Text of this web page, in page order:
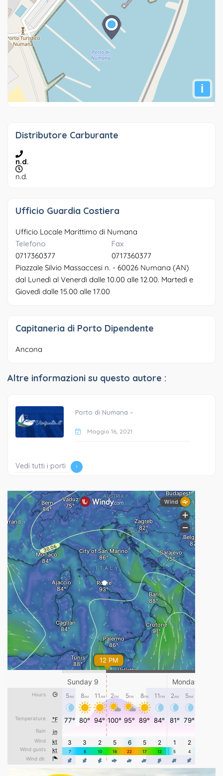
i
Distributore Carburante
n.d.
n.d.
Ufficio Guardia Costiera
Ufficio Locale Marittimo di Numana
Telefono
0717360377
Fax
0717360377
Piazzale Silvio Massaccesi n. - 60026 Numana (AN)
dal Lunedì al Venerdì dalle 10.00 alle 12.00. Martedì e
Giovedì dalle 15.00 alle 17.00
Capitaneria di Porto Dipendente
Ancona
Altre informazioni su questo autore :
Porto di Numana –
Maggio 16, 2021
Vedi tutti i porti